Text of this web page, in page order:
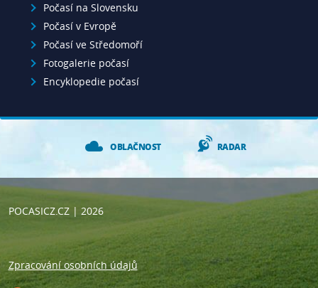
Počasí na Slovensku
Počasí v Evropě
Počasí ve Středomoří
Fotogalerie počasí
Encyklopedie počasí
OBLAČNOST RADAR
POCASICZ.CZ| 2026
Zpracování osobních údajů